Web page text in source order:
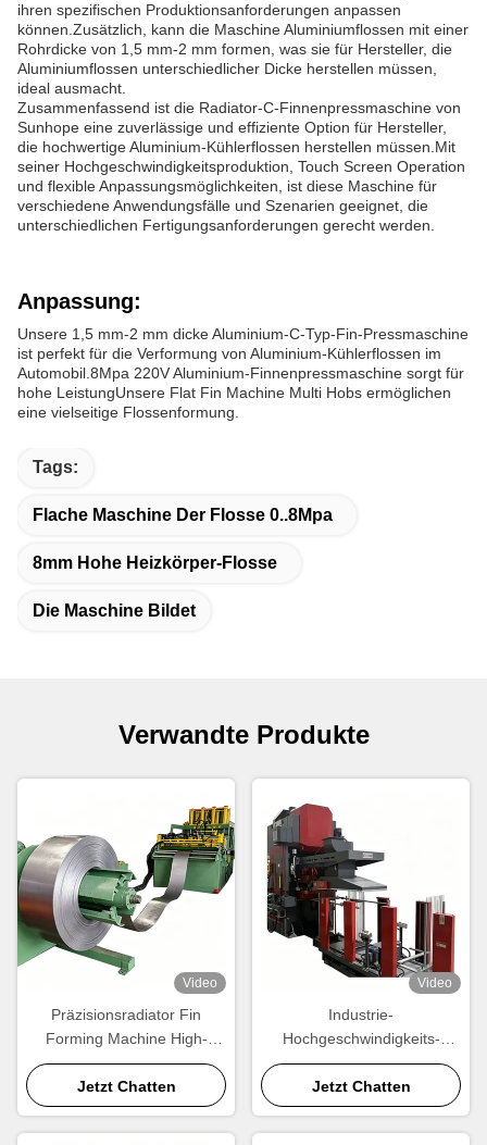
ihren spezifischen Produktionsanforderungen anpassen
können.Zusätzlich, kann die Maschine Aluminiumflossen mit einer
Rohrdicke von 1,5 mm-2 mm formen, was sie für Hersteller, die
Aluminiumflossen unterschiedlicher Dicke herstellen müssen,
ideal ausmacht.
Zusammenfassend ist die Radiator-C-Finnenpressmaschine von
Sunhope eine zuverlässige und effiziente Option für Hersteller,
die hochwertige Aluminium-Kühlerflossen herstellen müssen.Mit
seiner Hochgeschwindigkeitsproduktion, Touch Screen Operation
und flexible Anpassungsmöglichkeiten, ist diese Maschine für
verschiedene Anwendungsfälle und Szenarien geeignet, die
unterschiedlichen Fertigungsanforderungen gerecht werden.
Anpassung:
Unsere 1,5 mm-2 mm dicke Aluminium-C-Typ-Fin-Pressmaschine
ist perfekt für die Verformung von Aluminium-Kühlerflossen im
Automobil.8Mpa 220V Aluminium-Finnenpressmaschine sorgt für
hohe LeistungUnsere Flat Fin Machine Multi Hobs ermöglichen
eine vielseitige Flossenformung.
Tags:
Flache Maschine Der Flosse 0..8Mpa
8mm Hohe Heizkörper-Flosse
Die Maschine Bildet
Verwandte Produkte
Video
Präzisionsradiator Fin
Forming Machine High-
Speed Welle Aluminium Fin
Produktionsanlage
Jetzt Chatten
Video
Industrie-
Hochgeschwindigkeits-
Finnenpressmaschine.
Automatische Aluminium-
Kühlkörper-Finnenform-
Ausrüstung für die
Jetzt Chatten